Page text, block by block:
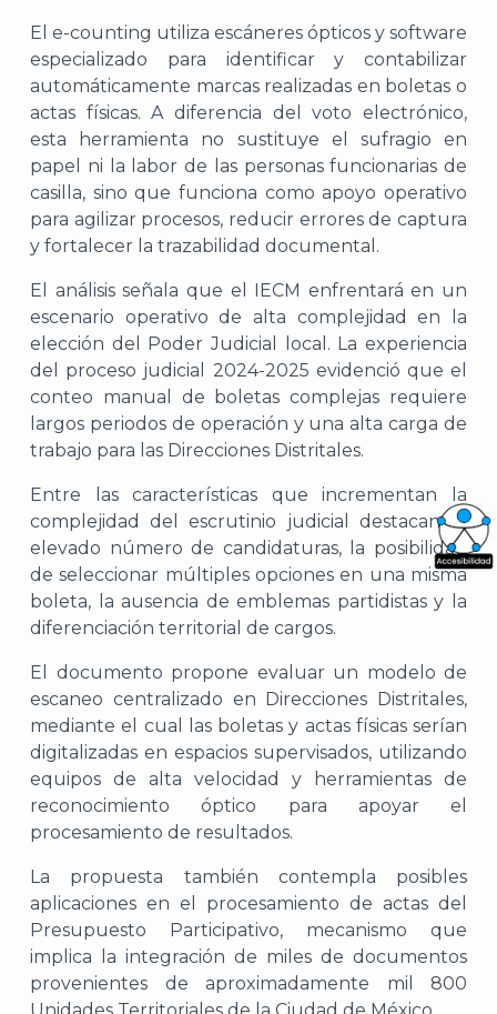
El e-counting utiliza escáneres ópticos y software
especializado para identificar y contabilizar
automáticamente marcas realizadas en boletas o
actas físicas. A diferencia del voto electrónico,
esta herramienta no sustituye el sufragio en
papel ni la labor de las personas funcionarias de
casilla, sino que funciona como apoyo operativo
para agilizar procesos, reducir errores de captura
y fortalecer la trazabilidad documental.
El análisis señala que el IECM enfrentará en un
escenario operativo de alta complejidaden la
elección del Poder Judicial local . La experiencia
del proceso judicial 2024-2025 evidenció que el
conteo manual de boletas complejas requiere
largos periodos de operación y una alta carga de
trabajo para las Direcciones Distritales.
Entre las características que incrementan la
complejidad del escrutinio judicial destacan el
elevado número de candidaturas, la posibilidad
de seleccionar múltiples opciones en una misma
boleta, la ausencia de emblemas partidistas y la
diferenciación territorial de cargos.
E l documento propone evaluar un modelo de
escaneo centralizado en Direcciones Distritales,
mediante el cual las boletas y actas físicas serían
digitalizadas en espacios supervisados, utilizando
equipos de alta velocidad y herramientas de
reconocimiento óptico para apoyar el
procesamiento de resultados.
La propuesta también contempla posibles
aplicaciones en el procesamiento de actas del
Presupuesto Participativo, mecanismo que
implica la integración de miles de documentos
provenientes de aproximadamente mil 800
Unidades Territoriales de la Ciudad de México.